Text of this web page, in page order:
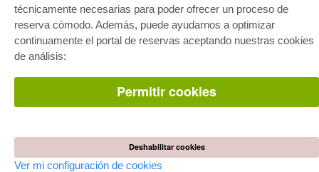
técnicamente necesarias para poder ofrecer un proceso de
reserva cómodo. Además, puede ayudarnos a optimizar
continuamente el portal de reservas aceptando nuestras cookies
de análisis:
Permitir cookies
Deshabilitar cookies
Ver mi configuración de cookies
E-COLLECTION
Paquete entero
Paquete de especialidades
Facilitación de E-Books
Preguntas mas frequentes(FAQ)
Todos los autores
Condiciones